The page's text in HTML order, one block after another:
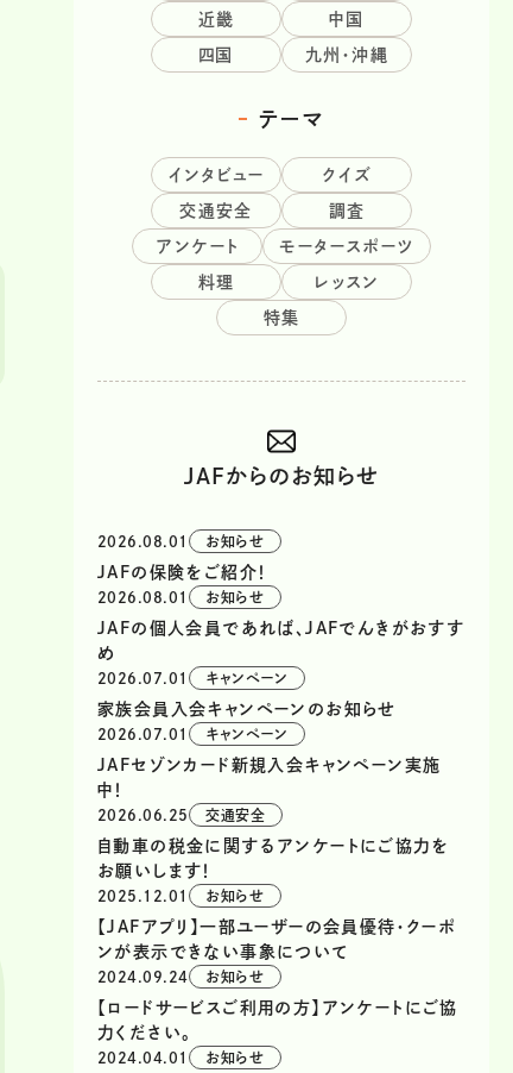
近畿 中国
四国 九州・沖縄
テーマ
インタビュー クイズ
交通安全 調査
アンケート モータースポーツ
料理 レッスン
特集
JAFからのお知らせ
2026.08.01 お知らせ
JAFの保険をご紹介！
2026.08.01 お知らせ
JAFの個人会員であれば、JAFでんきがおすす
め
2026.07.01 キャンペーン
家族会員入会キャンペーンのお知らせ
2026.07.01 キャンペーン
JAFセゾンカード新規入会キャンペーン実施
中！
2026.06.25 交通安全
自動車の税金に関するアンケートにご協力を
お願いします！
2025.12.01 お知らせ
【JAFアプリ】一部ユーザーの会員優待・クーポ
ンが表示できない事象について
2024.09.24 お知らせ
【ロードサービスご利用の方】アンケートにご協
力ください。
2024.04.01 お知らせ